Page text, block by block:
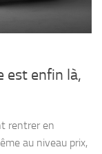
est enfin là,
rentrer en
au niveau prix,